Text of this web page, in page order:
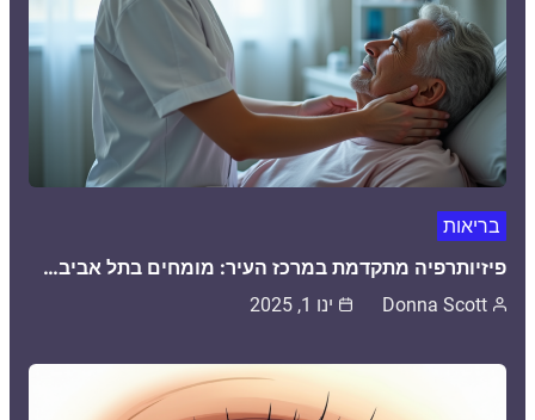
בריאות
פיזיותרפיה מתקדמת במרכז העיר: מומחים בתל אביב…
Donna Scott ינו 1, 2025